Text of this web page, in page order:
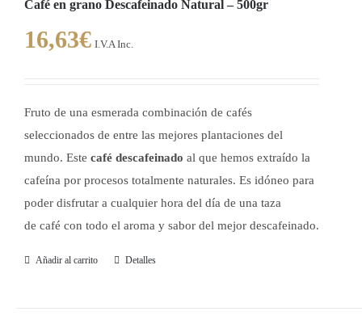
Café en grano Descafeinado Natural – 500gr
16,63€ I.V.A Inc.
Fruto de una esmerada combinación de cafés
seleccionados de entre las mejores plantaciones del
mundo. Este café descafeinado al que hemos extraído la
cafeína por procesos totalmente naturales. Es idóneo para
poder disfrutar a cualquier hora del día de una taza
de café con todo el aroma y sabor del mejor descafeinado.
Añadir al carrito Detalles